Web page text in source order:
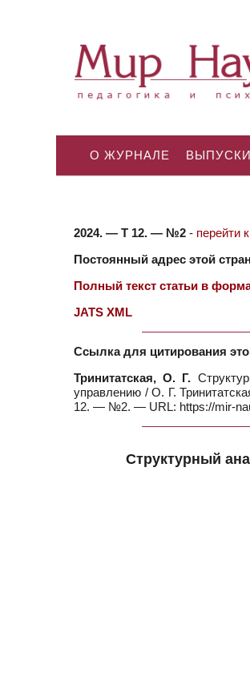
О ЖУРНАЛЕ ВЫПУСКИ
2024. — Т 12. — №2 - перейти
Постоянный адрес этой
Полный текст статьи в
JATS XML
Ссылка для цитирования
Тринитатская, О. Г.
управлению / О. Г.
12. — №2. — URL: https://mir-
Структурный